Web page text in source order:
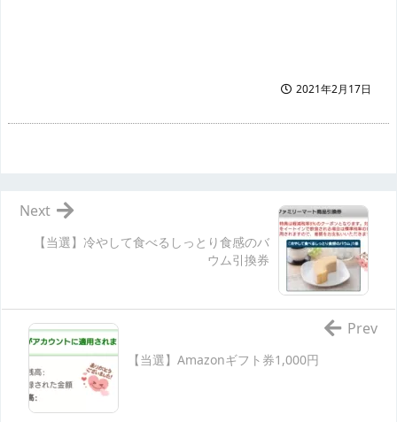
2021年2月17日
【当選】冷やして食べるしっとり食感のバ
ウム引換券
Next
【当選】Amazonギフト券1,000円
Prev